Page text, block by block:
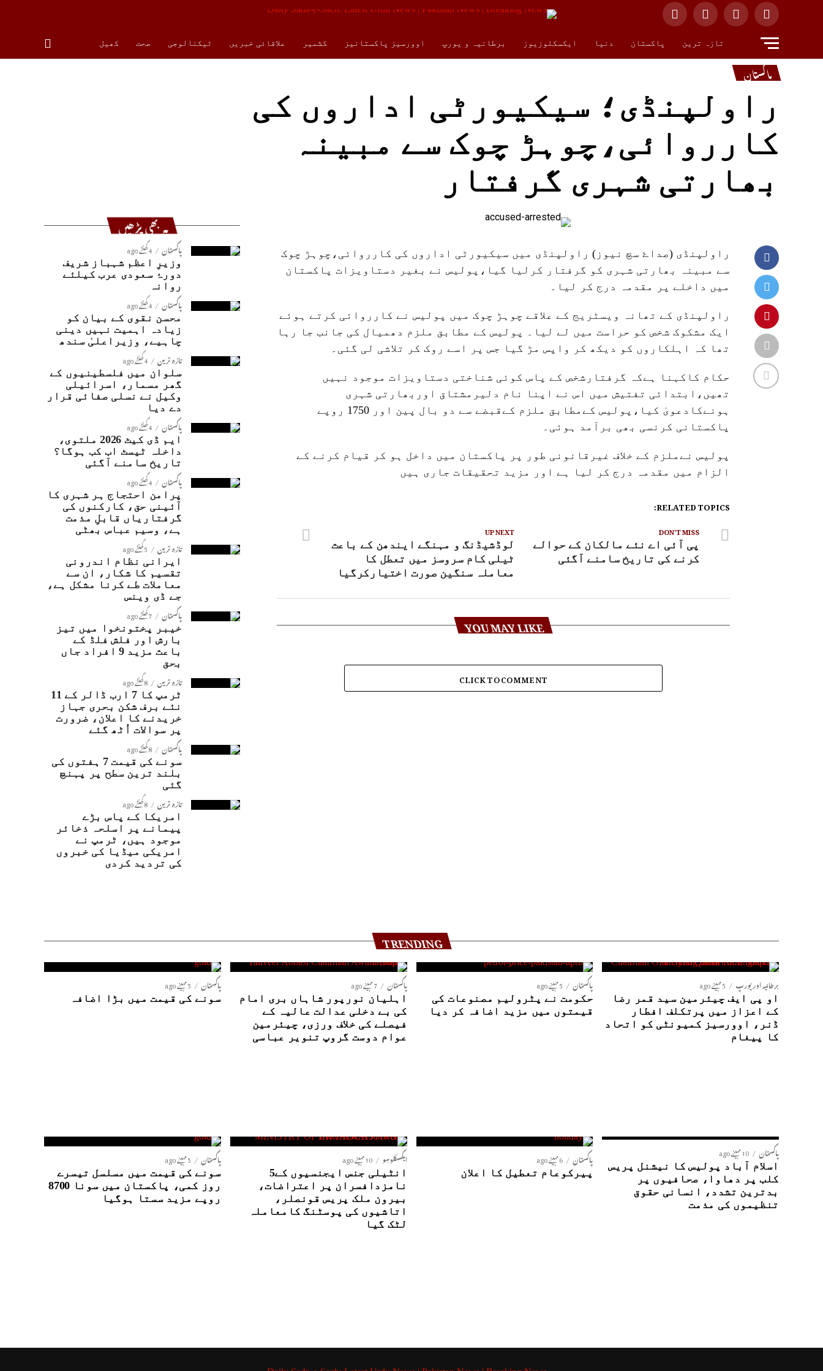
تازہ ترین پاکستان دنیا ایکسکلوزیوز برطانیہ و یورپ اوورسیز پاکستانیز کشمیر علاقائی خبریں ٹیکنالوجی صحت کھیل
پاکستان
راولپنڈی؛ سیکیورٹی اداروں کی
کارروائی،چوہڑ چوک سے مبینہ
بھارتی شہری گرفتار
راولپنڈی (صداۓ سچ نیوز) راولپنڈی میں سیکیورٹی اداروں کی کارروائی،چوہڑ چوک
سے مبینہ بھارتی شہری کو گرفتار کرلیا گیا،پولیس نے بغیر دستاویزات پاکستان
میں داخلے پر مقدمہ درج کر لیا۔
راولپنڈی کے تھانہ ویسٹریج کے علاقے چوہڑ چوک میں پولیس نے کارروائی کرتے ہوئے
ایک مشکوک شخص کو حراست میں لے لیا۔ پولیس کے مطابق ملزم دھمیال کی جانب جا رہا
تھا کہ اہلکاروں کو دیکھ کر واپس مڑ گیا جس پر اسے روک کر تلاشی لی گئی۔
حکام کاکہنا ہےکہ گرفتارشخص کے پاس کوئی شناختی دستاویزات موجود نہیں
تھیں،ابتدائی تفتیش میں اس نے اپنا نام دلیرمشتاق اوربھارتی شہری
ہونےکادعویٰ کیا،پولیس کےمطابق ملزم کےقبضے سے دو بال پین اور 1750 روپے
پاکستانی کرنسی بھی برآمد ہوئی۔
پولیس نےملزم کے خلاف غیرقانونی طور پر پاکستان میں داخل ہو کر قیام کرنے کے
الزام میں مقدمہ درج کر لیا ہے اور مزید تحقیقات جاری ہیں
RELATED TOPICS:
UP NEXT
لوڈشیڈنگ و مہنگے ایندھن کے باعث
ٹیلی کام سروسز میں تعطل کا
معاملہ سنگین صورت اختیارکرگیا
DON'T MISS
پی آئی اے نئے مالکان کے حوالے
کرنے کی تاریخ سامنے آگئی
YOU MAY LIKE
CLICK TO COMMENT
یہ بھی پڑھیں
پاکستان 4 گھنٹے ago
وزیرِ اعظم شہباز شریف
دورۂ سعودی عرب کیلئے
روانہ
پاکستان 4 گھنٹے ago
محسن نقوی کے بیان کو
زیادہ اہمیت نہیں دینی
چاہیے، وزیراعلیٰ سندھ
تازہ ترین 4 گھنٹے ago
سلوان میں فلسطینیوں کے
گھر مسمار، اسرائیلی
وکیل نے نسلی صفائی قرار
دے دیا
پاکستان 4 گھنٹے ago
ایم ڈی کیٹ 2026 ملتوی،
داخلہ ٹیسٹ اب کب ہوگا؟
تاریخ سامنے آگئی
پاکستان 4 گھنٹے ago
پرامن احتجاج ہر شہری کا
آئینی حق، کارکنوں کی
گرفتاریاں قابلِ مذمت
ہے، وسیم عباس بھٹی
تازہ ترین 5 گھنٹے ago
ایرانی نظام اندرونی
تقسیم کا شکار، ان سے
معاملات طے کرنا مشکل ہے،
جے ڈی وینس
پاکستان 7 گھنٹے ago
خیبر پختونخوا میں تیز
بارش اور فلش فلڈ کے
باعث مزید 9 افراد جاں
بحق
تازہ ترین 8 گھنٹے ago
ٹرمپ کا 7 ارب ڈالر کے 11
نئے برف شکن بحری جہاز
خریدنے کا اعلان، ضرورت
پر سوالات اُٹھ گئے
پاکستان 8 گھنٹے ago
سونے کی قیمت 7 ہفتوں کی
بلند ترین سطح پر پہنچ
گئی
تازہ ترین 8 گھنٹے ago
امریکا کے پاس بڑے
پیمانے پر اسلحہ ذخائر
موجود ہیں، ٹرمپ نے
امریکی میڈیا کی خبروں
کی تردید کردی
TRENDING
برطانیہ اور یورپ 5 مہینے ago
او پی ایف چیئرمین سید قمر رضا
کے اعزاز میں پرتکلف افطار
ڈنر، اوورسیز کمیونٹی کو اتحاد
کا پیغام
پاکستان 5 مہینے ago
حکومت نے پٹرولیم مصنوعات کی
قیمتوں میں مزید اضافہ کر دیا
پاکستان 7 مہینے ago
اہلیان نورپور شاہاں بری امام
کی بے دخلی عدالت عالیہ کے
فیصلے کی خلاف ورزی، چیئرمین
عوام دوست گروپ تنویر عباسی
پاکستان 5 مہینے ago
سونے کی قیمت میں بڑا اضافہ
پاکستان 10 مہینے ago
اسلام آباد پولیس کا نیشنل پریس
کلب پر دھاوا، صحافیوں پر
بدترین تشدد، انسانی حقوق
تنظیموں کی مذمت
پاکستان 6 مہینے ago
پیرکوعام تعطیل کا اعلان
ایکسکلوسِو 10 مہینے ago
انٹیلی جنس ایجنسیوں کے5
نامزدافسران پر اعتراضات،
بیرون ملک پریس قونصلر،
اتاشیوں کی پوسٹنگ کامعاملہ
لٹک گیا
پاکستان 5 مہینے ago
سونے کی قیمت میں مسلسل تیسرے
روز کمی، پاکستان میں سونا 8700
روپے مزید سستا ہوگیا